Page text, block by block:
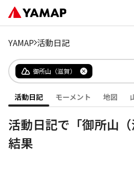
YAMAP 活動日記
御所山（滋賀）
活動日記 モーメント 地図
活動日記で「御所山
結果